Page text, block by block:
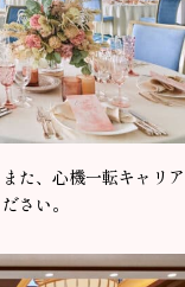
た、心機一転キャリア
さい。